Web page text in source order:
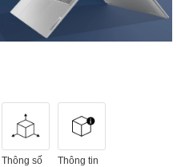
Thông số
Thông tin